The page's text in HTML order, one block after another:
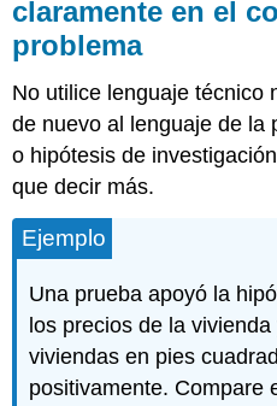
procedimiento
claramente en el
problema
No utilice lenguaje técnico
de nuevo al lenguaje de la
o hipótesis de
que decir más.
Ejemplo
Una prueba apoyó la
los precios de la
viviendas en pies
positivamente. Compare